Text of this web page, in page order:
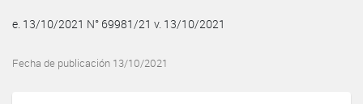
e. 13/10/2021 N° 69981/21 v. 13/10/2021
Fecha de publicación 13/10/2021